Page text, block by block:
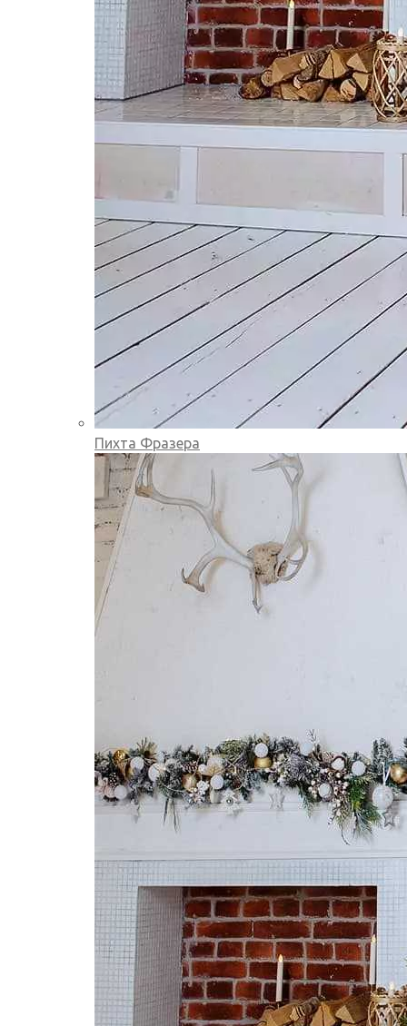
Пихта Фразера